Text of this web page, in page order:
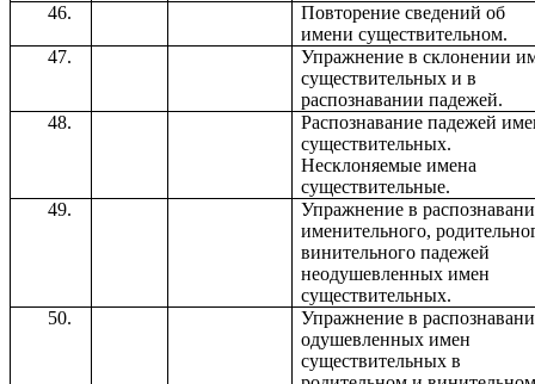
Повторение сведений об
имени существительном.
Упражнение в склонении
существительных и в
распознавании падежей.
Распознавание падежей
существительных.
Несклоняемые имена
существительные.
Упражнение в
именительного,
винительного падежей
неодушевленных имен
существительных.
Упражнение в
одушевленных имен
существительных в